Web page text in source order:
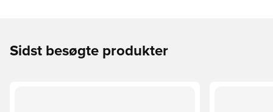
Sidst besøgte produkter